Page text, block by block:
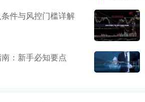
件与风控门槛详解
：新手必知要点